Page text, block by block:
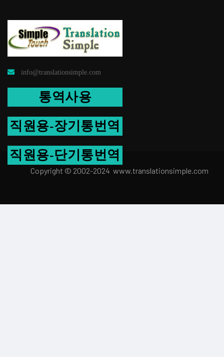
info@translationsimple.com
통역사용
직원용-장기통번역
직원용-단기통번역
Copyright © 2002-2024